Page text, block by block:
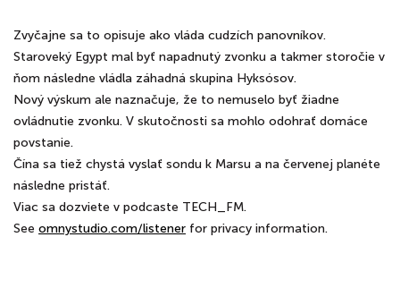
Zvyčajne sa to opisuje ako vláda cudzích panovníkov.
Staroveký Egypt mal byť napadnutý zvonku a takmer storočie v
ňom následne vládla záhadná skupina Hyksósov.
Nový výskum ale naznačuje, že to nemuselo byť žiadne
ovládnutie zvonku. V skutočnosti sa mohlo odohrať domáce
povstanie.
Čína sa tiež chystá vyslať sondu k Marsu a na červenej planéte
následne pristáť.
Viac sa dozviete v podcaste TECH_FM.
See omnystudio.com/listener for privacy information.